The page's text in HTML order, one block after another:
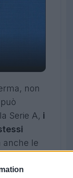
non
Serie A, i
anche le
a